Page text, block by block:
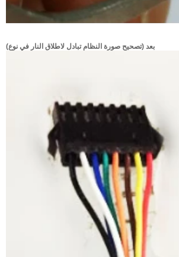
بعد (تصحيح صورة النظام تبادل لاطلاق النار في نوع)